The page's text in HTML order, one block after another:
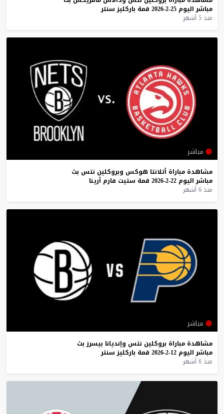
مباشر اليوم 25-2-2026 قمة باركليز سنتر
منذ 5 أشهر
مباشر
مشاهدة مباراة أتلانتا هوكس وبروكلين نتس بث
مباشر اليوم 22-2-2026 قمة ستيت فارم أرينا
منذ 6 أشهر
مباشر
مشاهدة مباراة بروكلين نتس وإنديانا بيسرز بث
مباشر اليوم 12-2-2026 قمة باركليز سنتر
منذ 6 أشهر